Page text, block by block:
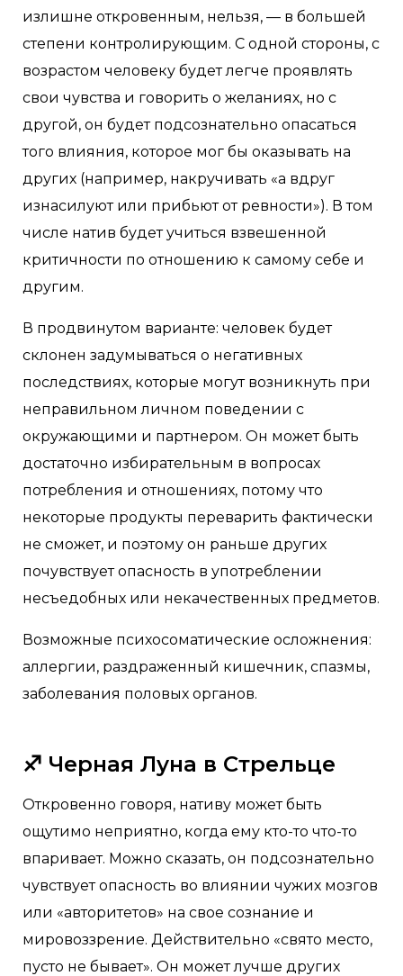
излишне откровенным, нельзя, — в большей
степени контролирующим. С одной стороны, с
возрастом человеку будет легче проявлять
свои чувства и говорить о желаниях, но с
другой, он будет подсознательно опасаться
того влияния, которое мог бы оказывать на
других (например, накручивать «а вдруг
изнасилуют или прибьют от ревности»). В том
числе натив будет учиться взвешенной
критичности по отношению к самому себе и
другим.
В продвинутом варианте: человек будет
склонен задумываться о негативных
последствиях, которые могут возникнуть при
неправильном личном поведении с
окружающими и партнером. Он может быть
достаточно избирательным в вопросах
потребления и отношениях, потому что
некоторые продукты переварить фактически
не сможет, и поэтому он раньше других
почувствует опасность в употреблении
несъедобных или некачественных предметов.
Возможные психосоматические осложнения:
аллергии, раздраженный кишечник, спазмы,
заболевания половых органов.
♐️ Черная Луна в Стрельце
Откровенно говоря, нативу может быть
ощутимо неприятно, когда ему кто-то что-то
впаривает. Можно сказать, он подсознательно
чувствует опасность во влиянии чужих мозгов
или «авторитетов» на свое сознание и
мировоззрение. Действительно «свято место,
пусто не бывает». Он может лучше других